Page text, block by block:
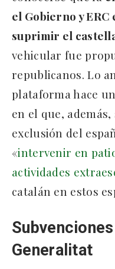
el Gobierno y ERC
suprimir el
vehicular fue
republicanos. Lo
plataforma hace
en el que,
exclusión del
«intervenir en
actividades
catalán en estos
Generalitat